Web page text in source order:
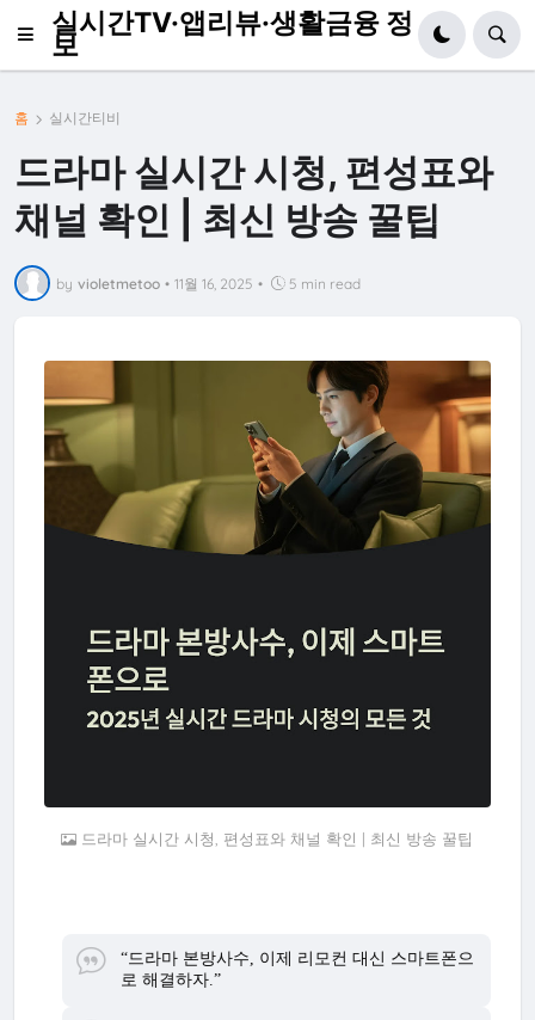
실시간TV·앱리뷰·생활금융 정
보
홈 실시간티비
드라마 실시간 시청, 편성표와
채널 확인 | 최신 방송 꿀팁
by violetmetoo • 11월 16, 2025 • 5 min read
드라마 실시간 시청, 편성표와 채널 확인 | 최신 방송 꿀팁
“드라마 본방사수, 이제 리모컨 대신 스마트폰으
로 해결하자.”